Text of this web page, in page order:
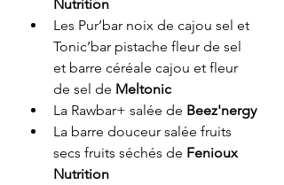
Nutrition
Les Pur’bar noix de cajou sel et
Tonic’bar pistache fleur de sel
et barre céréale cajou et fleur
de sel de Meltonic
La Rawbar+ salée de Beez'nergy
La barre douceur salée fruits
secs fruits séchés de Fenioux
Nutrition